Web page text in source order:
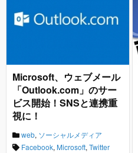
Microsoft、ウェブメール
「Outlook.com」のサー
ビス開始！SNSと連携重
視に！
web, ソーシャルメディア
Facebook, Microsoft, Twitter